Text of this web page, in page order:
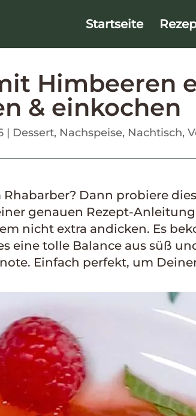
Startseite
Himbeeren
& einkochen
| Dessert, Nachspeise, Nachtisch,
Dann probiere
genauen Rezept-
nicht extra andicken. Es
eine tolle Balance aus süß
Einfach perfekt, um